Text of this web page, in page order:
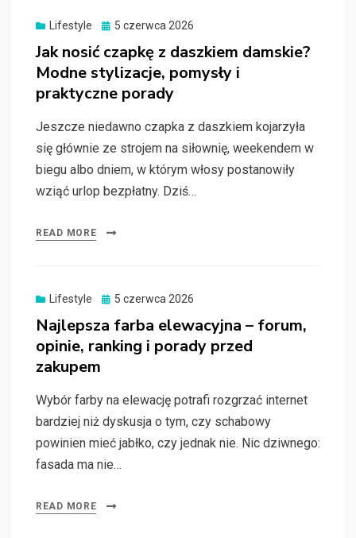
Lifestyle
Posted
5 czerwca 2026
Jak nosić czapkę z daszkiem damskie?
Modne stylizacje, pomysły i
praktyczne porady
Jeszcze niedawno czapka z daszkiem kojarzyła
się głównie ze strojem na siłownię, weekendem w
biegu albo dniem, w którym włosy postanowiły
wziąć urlop bezpłatny. Dziś…
READ MORE
Lifestyle
Posted
5 czerwca 2026
Najlepsza farba elewacyjna – forum,
opinie, ranking i porady przed
zakupem
Wybór farby na elewację potrafi rozgrzać internet
bardziej niż dyskusja o tym, czy schabowy
powinien mieć jabłko, czy jednak nie. Nic dziwnego:
fasada ma nie…
READ MORE